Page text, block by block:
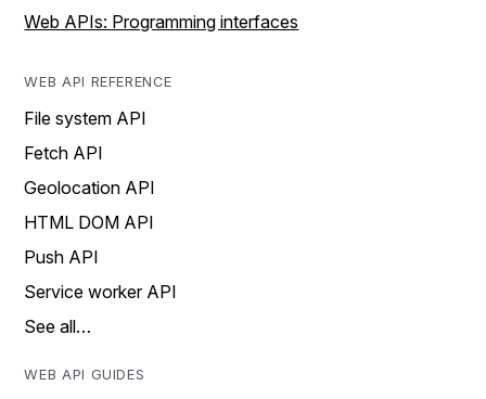
Web APIs: Programming interfaces
WEB API REFERENCE
File system API
Fetch API
Geolocation API
HTML DOM API
Push API
Service worker API
See all…
WEB API GUIDES